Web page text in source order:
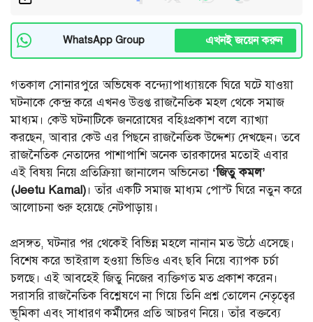
WhatsApp Group এখনই জয়েন করুন
গতকাল সোনারপুরে অভিষেক বন্দ্যোপাধ্যায়কে ঘিরে ঘটে যাওয়া
ঘটনাকে কেন্দ্র করে এখনও উত্তপ্ত রাজনৈতিক মহল থেকে সমাজ
মাধ্যম। কেউ ঘটনাটিকে জনরোষের বহিঃপ্রকাশ বলে ব্যাখ্যা
করছেন, আবার কেউ এর পিছনে রাজনৈতিক উদ্দেশ্য দেখছেন। তবে
রাজনৈতিক নেতাদের পাশাপাশি অনেক তারকাদের মতোই এবার
এই বিষয় নিয়ে প্রতিক্রিয়া জানালেন অভিনেতা ‘জিতু কমল’
(Jeetu Kamal)। তাঁর একটি সমাজ মাধ্যম পোস্ট ঘিরে নতুন করে
আলোচনা শুরু হয়েছে নেটপাড়ায়।
প্রসঙ্গত, ঘটনার পর থেকেই বিভিন্ন মহলে নানান মত উঠে এসেছে।
বিশেষ করে ভাইরাল হওয়া ভিডিও এবং ছবি নিয়ে ব্যাপক চর্চা
চলছে। এই আবহেই জিতু নিজের ব্যক্তিগত মত প্রকাশ করেন।
সরাসরি রাজনৈতিক বিশ্লেষণে না গিয়ে তিনি প্রশ্ন তোলেন নেতৃত্বের
ভূমিকা এবং সাধারণ কর্মীদের প্রতি আচরণ নিয়ে। তাঁর বক্তব্যে